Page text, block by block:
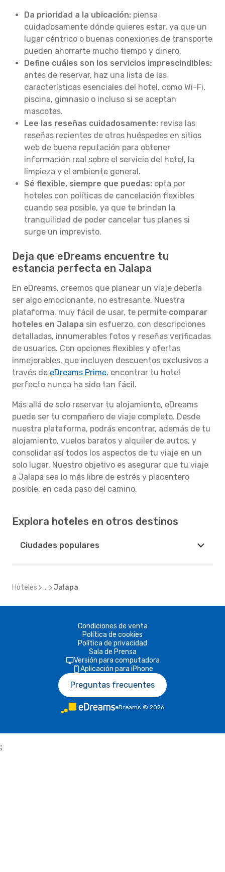
Da prioridad a la ubicación: piensa
cuidadosamente dónde quieres estar, ya que un
lugar céntrico o buenas conexiones de transporte
pueden ahorrarte mucho tiempo y dinero.
Define cuáles son los servicios imprescindibles:
antes de reservar, haz una lista de las
características esenciales del hotel, como Wi-Fi,
piscina, gimnasio o incluso si se aceptan
mascotas.
Lee las reseñas cuidadosamente: revisa las
reseñas recientes de otros huéspedes en sitios
web de buena reputación para obtener
información real sobre el servicio del hotel, la
limpieza y el ambiente general.
Sé flexible, siempre que puedas: opta por
hoteles con políticas de cancelación flexibles
cuando sea posible, ya que te brindan la
tranquilidad de poder cancelar tus planes si
surge un imprevisto.
Deja que eDreams encuentre tu
estancia perfecta en Jalapa
En eDreams, creemos que planear un viaje debería
ser algo emocionante, no estresante. Nuestra
plataforma, muy fácil de usar, te permite comparar
hoteles en Jalapa sin esfuerzo, con descripciones
detalladas, innumerables fotos y reseñas verificadas
de usuarios. Con opciones flexibles y ofertas
inmejorables, que incluyen descuentos exclusivos a
través de eDreams Prime, encontrar tu hotel
perfecto nunca ha sido tan fácil.
Más allá de solo reservar tu alojamiento, eDreams
puede ser tu compañero de viaje completo. Desde
nuestra plataforma, podrás encontrar, además de tu
alojamiento, vuelos baratos y alquiler de autos, y
consolidar así todos los aspectos de tu viaje en un
solo lugar. Nuestro objetivo es asegurar que tu viaje
a Jalapa sea lo más libre de estrés y placentero
posible, en cada paso del camino.
Explora hoteles en otros destinos
Ciudades populares
Hoteles ... Jalapa
Condiciones de venta
Política de cookies
Política de privacidad
Sala de Prensa
Versión para computadora
Aplicación para iPhone
Preguntas frecuentes
eDreams © 2026
;